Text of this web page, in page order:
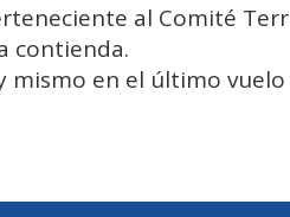
al Comité
contienda.
mismo en el último